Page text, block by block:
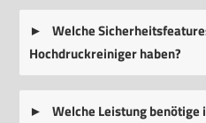
Welche
Hochdruckreiniger haben?
Welche Leistung